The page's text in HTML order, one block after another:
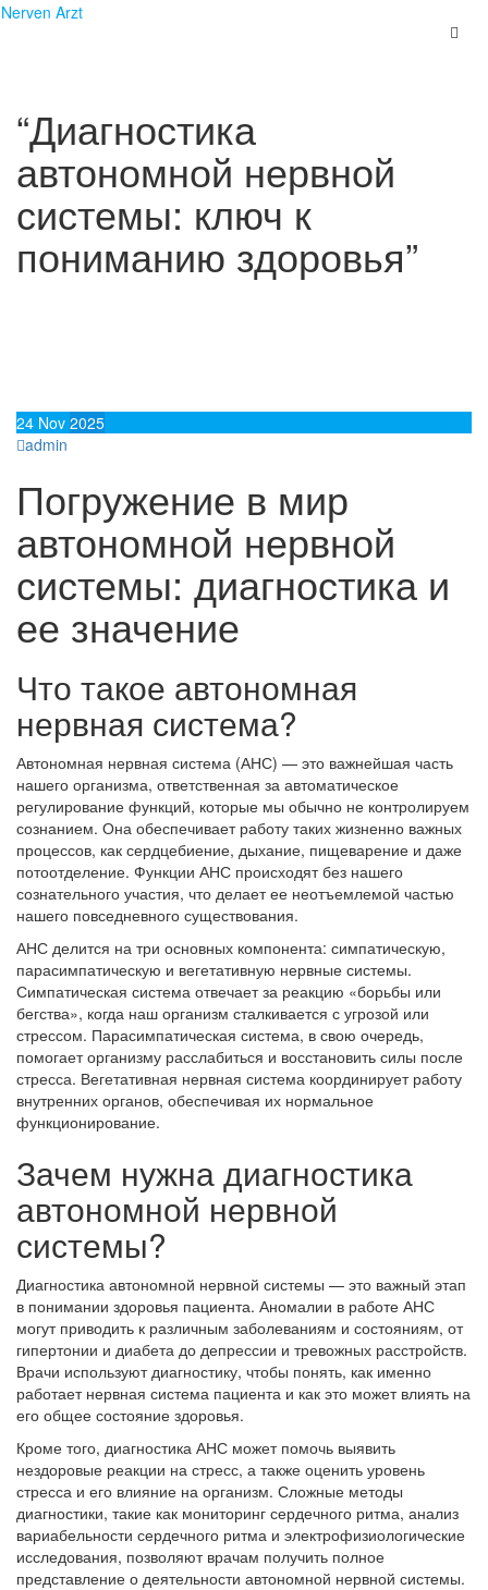
Skip
Nerven Arzt
“Диагностика
автономной нервной
системы: ключ к
пониманию здоровья”
24 Nov 2025
admin
Погружение в мир
автономной нервной
системы: диагностика и
ее значение
Что такое автономная
нервная система?
Автономная нервная система (АНС) — это важнейшая часть
нашего организма, ответственная за автоматическое
регулирование функций, которые мы обычно не контролируем
сознанием. Она обеспечивает работу таких жизненно важных
процессов, как сердцебиение, дыхание, пищеварение и даже
потоотделение. Функции АНС происходят без нашего
сознательного участия, что делает ее неотъемлемой частью
нашего повседневного существования.
АНС делится на три основных компонента: симпатическую,
парасимпатическую и вегетативную нервные системы.
Симпатическая система отвечает за реакцию «борьбы или
бегства», когда наш организм сталкивается с угрозой или
стрессом. Парасимпатическая система, в свою очередь,
помогает организму расслабиться и восстановить силы после
стресса. Вегетативная нервная система координирует работу
внутренних органов, обеспечивая их нормальное
функционирование.
Зачем нужна диагностика
автономной нервной
системы?
Диагностика автономной нервной системы — это важный этап
в понимании здоровья пациента. Аномалии в работе АНС
могут приводить к различным заболеваниям и состояниям, от
гипертонии и диабета до депрессии и тревожных расстройств.
Врачи используют диагностику, чтобы понять, как именно
работает нервная система пациента и как это может влиять на
его общее состояние здоровья.
Кроме того, диагностика АНС может помочь выявить
нездоровые реакции на стресс, а также оценить уровень
стресса и его влияние на организм. Сложные методы
диагностики, такие как мониторинг сердечного ритма, анализ
вариабельности сердечного ритма и электрофизиологические
исследования, позволяют врачам получить полное
представление о деятельности автономной нервной системы.